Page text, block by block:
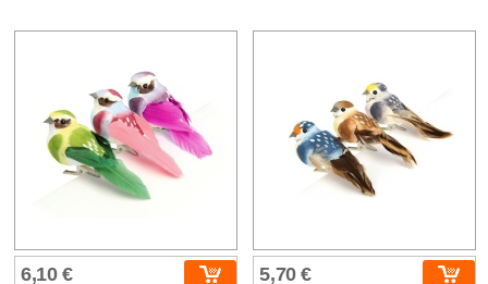
6,10 € 5,70 €